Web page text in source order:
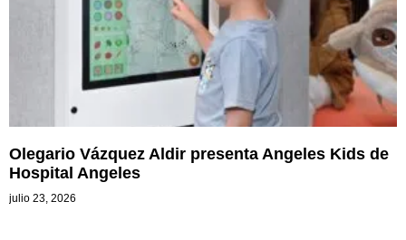
Olegario Vázquez Aldir presenta Angeles Kids de
Hospital Angeles
julio 23, 2026